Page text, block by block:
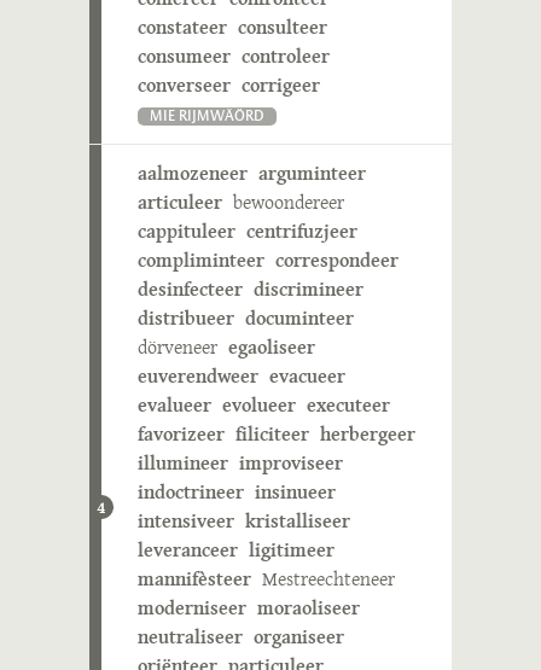
constateer consulteer
consumeer controleer
converseer corrigeer
MIE RIJMWÄÖRD
4
aalmozeneer arguminteer
articuleer bewoondereer
cappituleer centrifuzjeer
compliminteer correspondeer
desinfecteer discrimineer
distribueer documinteer
dörveneer egaoliseer
euverendweer evacueer
evalueer evolueer executeer
favorizeer filiciteer herbergeer
illumineer improviseer
indoctrineer insinueer
intensiveer kristalliseer
leveranceer ligitimeer
mannifèsteer Mestreechteneer
moderniseer moraoliseer
neutraliseer organiseer